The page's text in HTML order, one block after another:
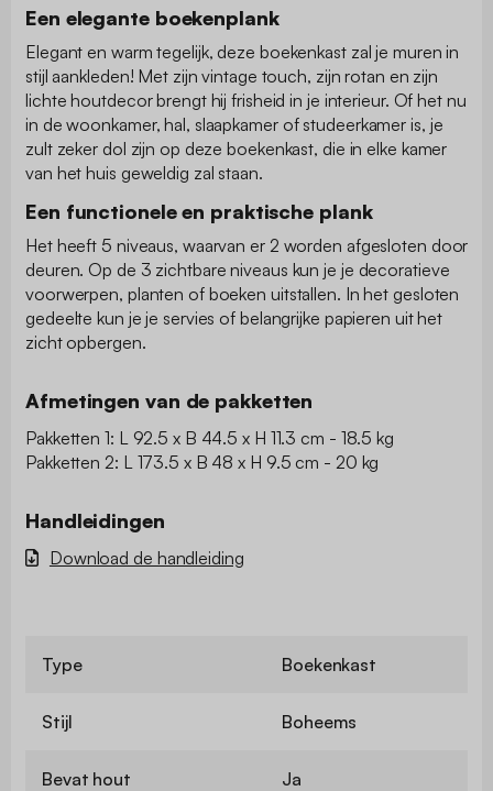
Een elegante boekenplank
Elegant en warm tegelijk, deze boekenkast zal je muren in
stijl aankleden! Met zijn vintage touch, zijn rotan en zijn
lichte houtdecor brengt hij frisheid in je interieur. Of het nu
in de woonkamer, hal, slaapkamer of studeerkamer is, je
zult zeker dol zijn op deze boekenkast, die in elke kamer
van het huis geweldig zal staan.
Een functionele en praktische plank
Het heeft 5 niveaus, waarvan er 2 worden afgesloten door
deuren. Op de 3 zichtbare niveaus kun je je decoratieve
voorwerpen, planten of boeken uitstallen. In het gesloten
gedeelte kun je je servies of belangrijke papieren uit het
zicht opbergen.
Afmetingen van de pakketten
Pakketten 1: L 92.5 x B 44.5 x H 11.3 cm - 18.5 kg
Pakketten 2: L 173.5 x B 48 x H 9.5 cm - 20 kg
Handleidingen
Download de handleiding
Type Boekenkast
Stijl Boheems
Bevat hout Ja